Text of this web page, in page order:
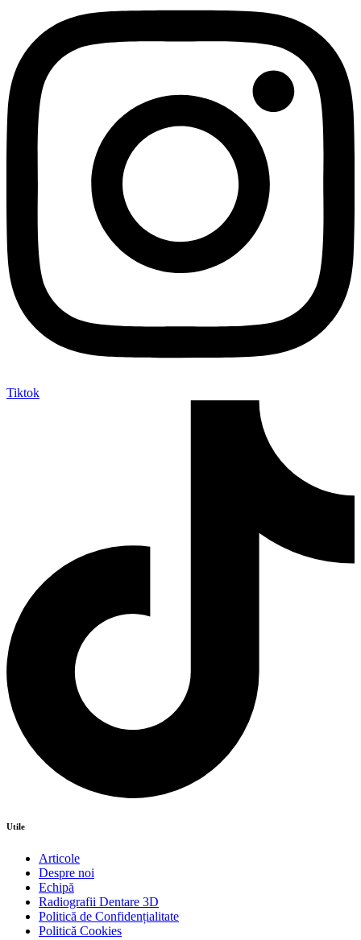
Tiktok
Utile
Articole
Despre noi
Echipă
Radiografii Dentare 3D
Politică de Confidențialitate
Politică Cookies